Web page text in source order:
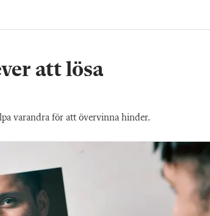
att lösa
varandra för att övervinna hinder.